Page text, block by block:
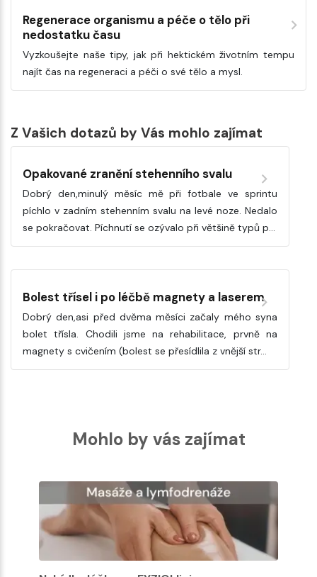
Regenerace organismu a péče o tělo při
nedostatku času
Vyzkoušejte naše tipy, jak při hektickém životním tempu
najít čas na regeneraci a péči o své tělo a mysl.
Z Vašich dotazů by Vás mohlo zajímat
Opakované zranění stehenního svalu
Dobrý den,minulý měsíc mě při fotbale ve sprintu
píchlo v zadním stehenním svalu na levé noze. Nedalo
se pokračovat. Píchnutí se ozývalo při většině typů p…
Bolest třísel i po léčbě magnety a laserem
Dobrý den,asi před dvěma měsíci začaly mého syna
bolet třísla. Chodili jsme na rehabilitace, prvně na
magnety s cvičením (bolest se přesídlila z vnější str…
Mohlo by vás zajímat